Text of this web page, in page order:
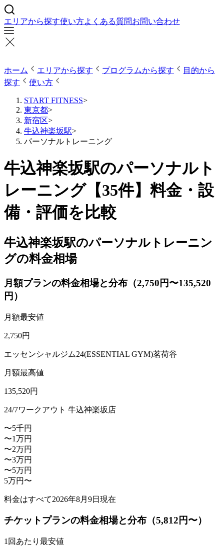
エリアから探す使い方よくある質問お問い合わせ
ホーム エリアから探す プログラムから探す
目的から
探す
使い方
START FITNESS>
東京都>
新宿区>
牛込神楽坂駅>
パーソナルトレーニング
牛込神楽坂駅のパーソナルト
レーニング【35件】料金・設
備・評価を比較
牛込神楽坂駅のパーソナルトレーニン
グの料金相場
月額プランの料金相場と分布（2,750円〜135,520
円）
月額最安値
2,750円
エッセンシャルジム24(ESSENTIAL GYM)茗荷谷
月額最高値
135,520円
24/7ワークアウト 牛込神楽坂店
〜5千円
〜1万円
〜2万円
〜3万円
〜5万円
5万円〜
料金はすべて2026年8月9日 現在
チケットプランの料金相場と分布（5,812円〜）
1回あたり最安値